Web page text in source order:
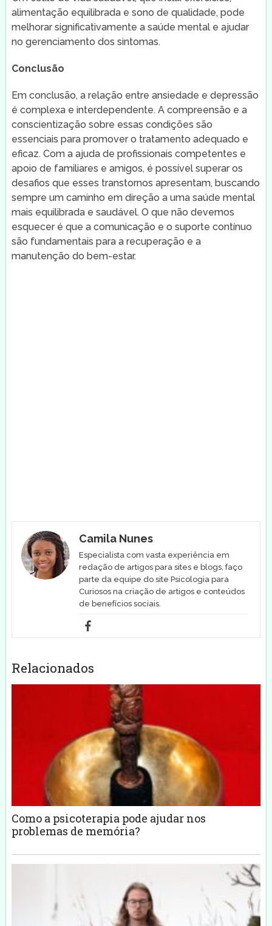
alimentação equilibrada e sono de qualidade, pode
melhorar significativamente a saúde mental e ajudar
no gerenciamento dos sintomas.
Conclusão
Em conclusão, a relação entre ansiedade e depressão
é complexa e interdependente. A compreensão e a
conscientização sobre essas condições são
essenciais para promover o tratamento adequado e
eficaz. Com a ajuda de profissionais competentes e
apoio de familiares e amigos, é possível superar os
desafios que esses transtornos apresentam, buscando
sempre um caminho em direção a uma saúde mental
mais equilibrada e saudável. O que não devemos
esquecer é que a comunicação e o suporte contínuo
são fundamentais para a recuperação e a
manutenção do bem-estar.
Camila Nunes
Especialista com vasta experiência em
redação de artigos para sites e blogs, faço
parte da equipe do site Psicologia para
Curiosos na criação de artigos e conteúdos
de benefícios sociais.
Relacionados
Como a psicoterapia pode ajudar nos
problemas de memória?